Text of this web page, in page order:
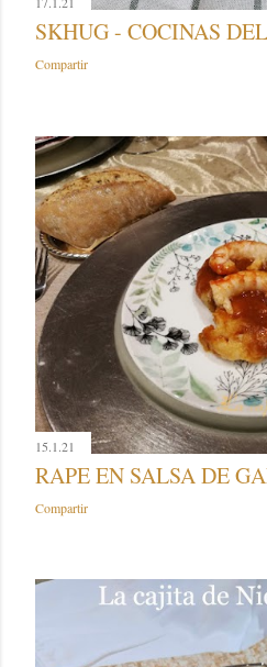
SKHUG - COCINAS
Compartir
15.1.21
RAPE EN SALSA DE
Compartir